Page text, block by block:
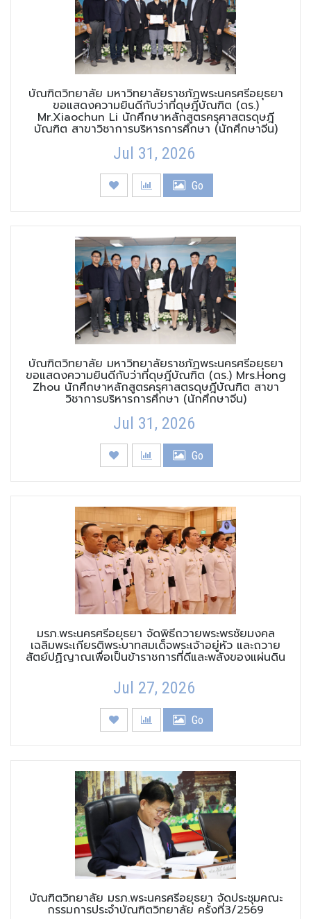
บัณฑิตวิทยาลัย มหาวิทยาลัยราชภัฏพระนครศรีอยุธยา
ขอแสดงความยินดีกับว่าที่ดุษฎีบัณฑิต (ดร.)
Mr.Xiaochun Li นักศึกษาหลักสูตรครุศาสตรดุษฎี
บัณฑิต สาขาวิชาการบริหารการศึกษา (นักศึกษาจีน)
Jul 31, 2026
Go
บัณฑิตวิทยาลัย มหาวิทยาลัยราชภัฏพระนครศรีอยุธยา
ขอแสดงความยินดีกับว่าที่ดุษฎีบัณฑิต (ดร.) Mrs.Hong
Zhou นักศึกษาหลักสูตรครุศาสตรดุษฎีบัณฑิต สาขา
วิชาการบริหารการศึกษา (นักศึกษาจีน)
Jul 31, 2026
Go
มรภ.พระนครศรีอยุธยา จัดพิธีถวายพระพรชัยมงคล
เฉลิมพระเกียรติพระบาทสมเด็จพระเจ้าอยู่หัว และถวาย
สัตย์ปฏิญาณเพื่อเป็นข้าราชการที่ดีและพลังของแผ่นดิน
Jul 27, 2026
Go
บัณฑิตวิทยาลัย มรภ.พระนครศรีอยุธยา จัดประชุมคณะ
กรรมการประจำบัณฑิตวิทยาลัย ครั้งที่3/2569